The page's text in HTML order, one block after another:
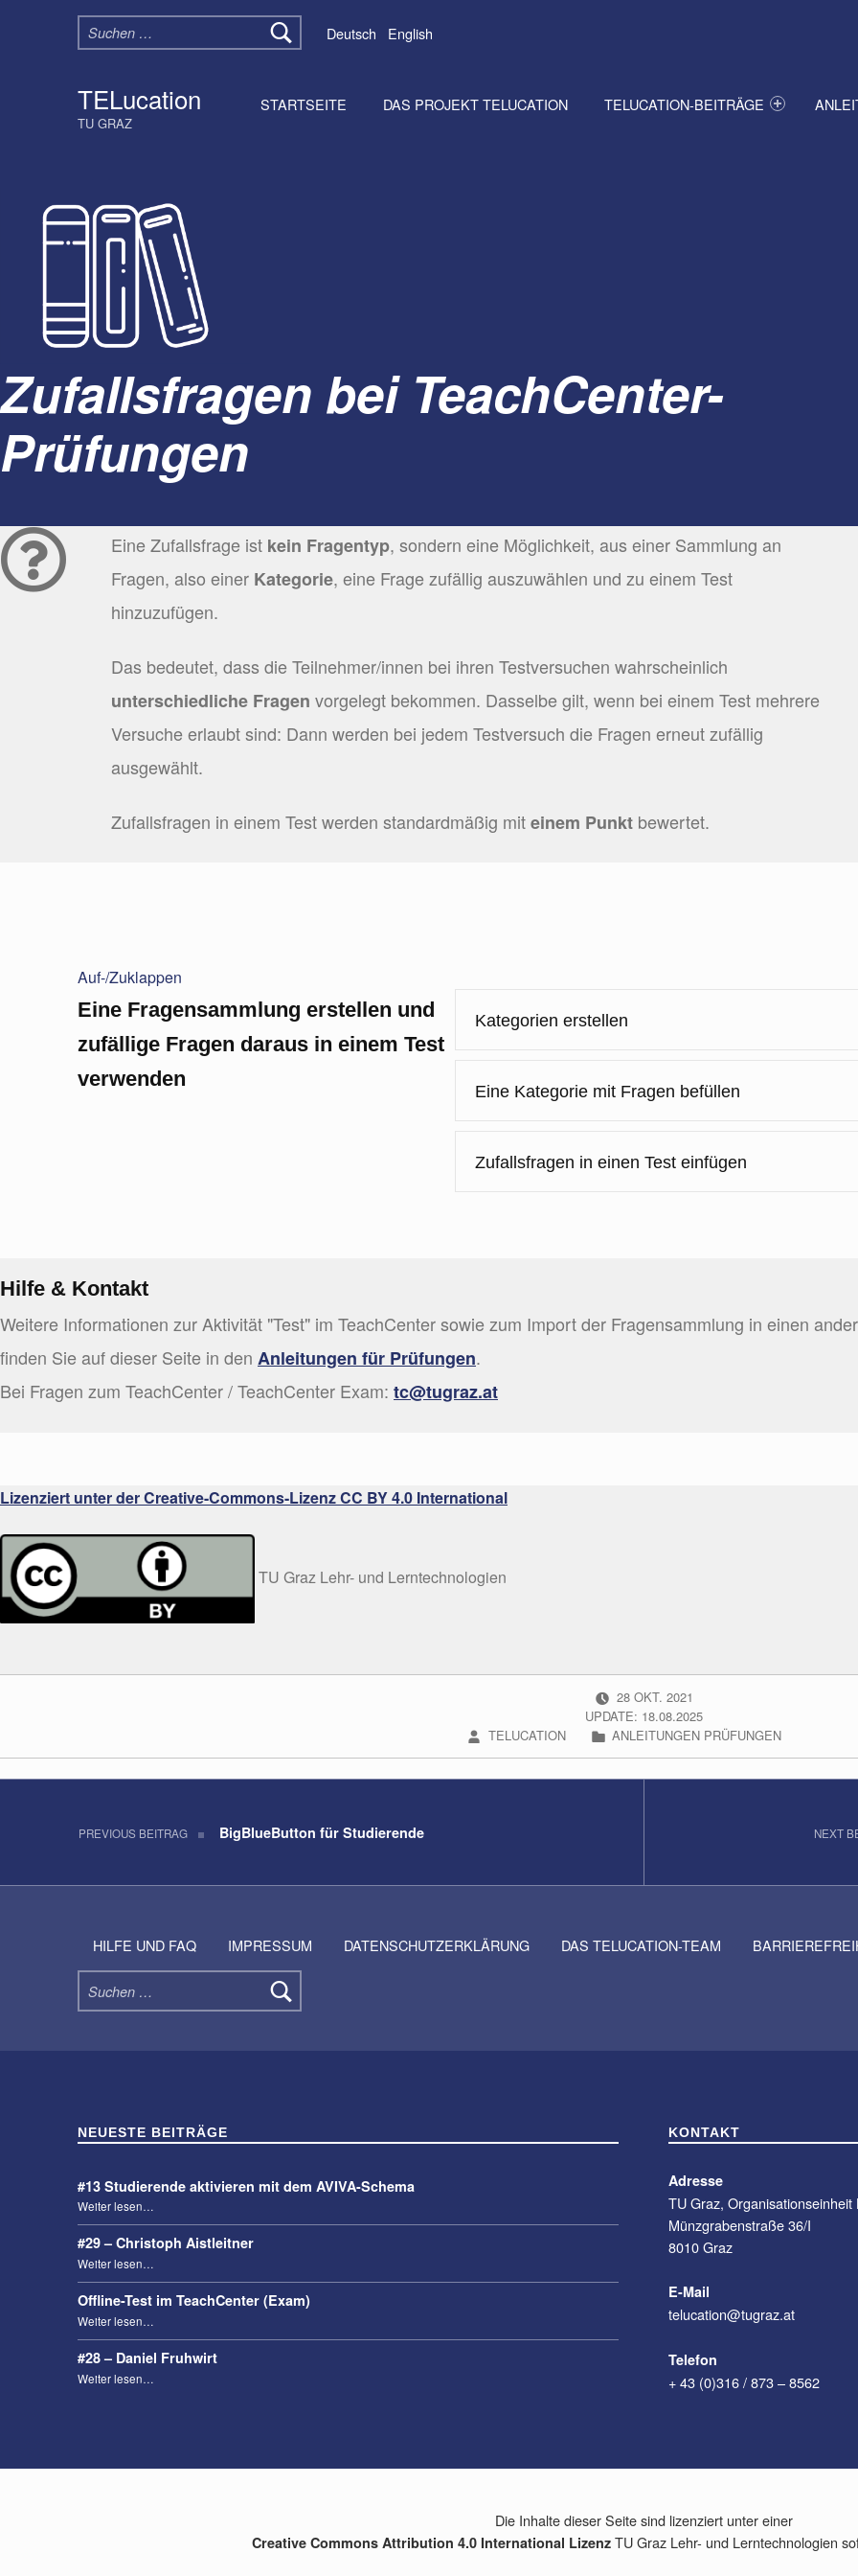
TELucation
TU GRAZ
STARTSEITE DAS PROJEKT TELUCATION TELUCATION-BEITRÄGE
Suchen nach:
Deutsch
English
Zufallsfragen bei TeachCenter-
Prüfungen
Eine Zufallsfrage ist kein Fragentyp, sondern eine Möglichkeit, aus einer Sammlung an
Fragen, also einer Kategorie, eine Frage zufällig auszuwählen und zu einem Test
hinzuzufügen.
Das bedeutet, dass die Teilnehmer/innen bei ihren Testversuchen wahrscheinlich
unterschiedliche Fragen vorgelegt bekommen. Dasselbe gilt, wenn bei einem Test mehrere
Versuche erlaubt sind: Dann werden bei jedem Testversuch die Fragen erneut zufällig
ausgewählt.
Zufallsfragen in einem Test werden standardmäßig miteinem Punktbewertet.
Auf-/Zuklappen
Eine Fragensammlung erstellen und
zufällige Fragen daraus in einem Test
verwenden
Kategorien erstellen
Eine Kategorie mit Fragen befüllen
Zufallsfragen in einen Test einfügen
Hilfe & Kontakt
Weitere Informationen zur Aktivität "Test" im TeachCenter sowie zum Import der Fragensammlung in einen
finden Sie auf dieser Seite in den Anleitungen für Prüfungen.
Bei Fragen zum TeachCenter / TeachCenter Exam: tc@tugraz.at
Lizenziert unter der Creative-Commons-Lizenz CC BY 4.0 International
TU Graz Lehr- und Lerntechnologien
POSTED ON:
28 OKT. 2021
UPDATE: 18.08.2025
WRITTEN BY:
TELUCATION CATEGORIZED IN:
ANLEITUNGEN PRÜFUNGEN
Skip back to navigation
Beitragsnavigation
PREVIOUS BEITRAG BigBlueButton für Studierende NEXT
HILFE UND FAQ IMPRESSUM DATENSCHUTZERKLÄRUNG DAS TELUCATION-TEAM
Suchen nach:
NEUESTE BEITRÄGE
#13 Studierende aktivieren mit dem AVIVA-Schema
Weiter lesen“#13 Studierende aktivieren mit dem AVIVA-Schema”
…
#29 – Christoph Aistleitner
Weiter lesen…
Offline-Test im TeachCenter (Exam)
Weiter lesen…
#28 – Daniel Fruhwirt
Weiter lesen…
KONTAKT
Adresse
TU Graz,
Münzgrabenstraße 36/I
8010 Graz
E-Mail
telucation@tugraz.at
Telefon
+ 43 (0)316 / 873 – 8562
Die Inhalte dieser Seite sind lizenziert unter einer
Creative Commons Attribution 4.0 International Lizenz TU Graz Lehr- und Lerntechnologien